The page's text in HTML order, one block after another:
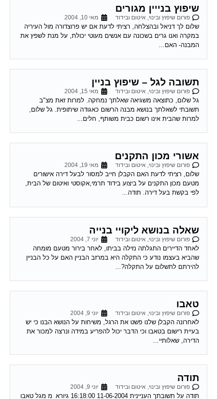
פורום שיפוץ ובינוי, איטום ובידוד
שלום לך דניאל ובהצלחה, רציתי לדעת אם יש פרוצדורה מול העיריה
במקרה ואנו גרים בשכונה עם אנשים מעוטי יכולת, על מנת לשפץ את
המבנה- האם...
תשובה לגל – שיפוץ בניין
פורום שיפוץ ובינוי, איטום ובידוד מאי 15, 2004
גל שלום, כתוצאה משגיאה שאלתך נמחקה. למרות זאת מצ"ב
תשובתי לשאלתך בנושא מבנה הרשום כאגודה שיתופית. גל שלום,
למרות שהבית אינו רשום כבית משותף, חלים...
אשורי מכון התקנים
פורום שיפוץ ובינוי, איטום ובידוד
שלום, רציתי לדעת האם הקבלן חייב למסור לבעל דירה אישורים
מטעם מכון התקנים על ביצוע בידוד תרמי,אקוסטי ואיטום של הבית,
לפי בקשת בעל דירה. תודה...
שאלה בנושא ליקויי בנייה
פורום שיפוץ ובינוי, איטום ובידוד יוני 7, 2004
לאחד הדיירים התגלתה נזילה בביתו, לאחר בירור מטעם מומחה
שהביא בעצמו נודע כי התקלה היא במרזב הבניין האם על כל הבניין
להירתם לתשלום על התקלה?...
טאבו
פורום שיפוץ ובינוי, איטום ובידוד
לאחרונה הקבלן שלנו פשט את הרגל, משיחות על הנושא הבנו כי יש
בעיית רישום בטאבו וכי הדבר יכול להפריע במידה ונרצה למכור את
הדירה, שאלותיי...
תודה
פורום שיפוץ ובינוי, איטום ובידוד
תודה על תשובתך העניינית 11-06-2004 16:18:00 גיורא_מ מגל טאבו
מצטרפים לכל הנאמר. ראה מאמר של עו"ד עופר שחל בעמוד הבית.